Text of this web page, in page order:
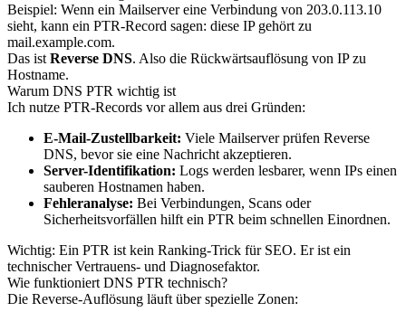
Beispiel: Wenn ein Mailserver eine Verbindung von 203.0.113.10
sieht, kann ein PTR-Record sagen: diese IP gehört zu
mail.example.com.
Das ist Reverse DNS. Also die Rückwärtsauflösung von IP zu
Hostname.
Warum DNS PTR wichtig ist
Ich nutze PTR-Records vor allem aus drei Gründen:
E-Mail-Zustellbarkeit: Viele Mailserver prüfen Reverse
DNS, bevor sie eine Nachricht akzeptieren.
Server-Identifikation: Logs werden lesbarer, wenn IPs einen
sauberen Hostnamen haben.
Fehleranalyse: Bei Verbindungen, Scans oder
Sicherheitsvorfällen hilft ein PTR beim schnellen Einordnen.
Wichtig: Ein PTR ist kein Ranking-Trick für SEO. Er ist ein
technischer Vertrauens- und Diagnosefaktor.
Wie funktioniert DNS PTR technisch?
Die Reverse-Auflösung läuft über spezielle Zonen: